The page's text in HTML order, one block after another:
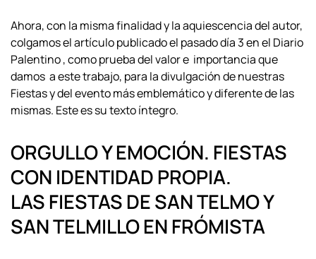
Ahora, con la misma finalidad y la aquiescencia del autor,
colgamos el artículo publicado el pasado día 3 en el Diario
Palentino , como prueba del valor e importancia que
damos a este trabajo, para la divulgación de nuestras
Fiestas y del evento más emblemático y diferente de las
mismas. Este es su texto íntegro.
ORGULLO Y EMOCIÓN. FIESTAS
CON IDENTIDAD PROPIA.
LAS FIESTAS DE SAN TELMO Y
SAN TELMILLO EN FRÓMISTA